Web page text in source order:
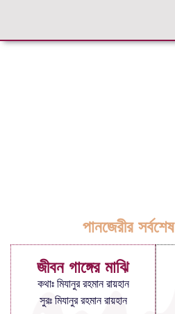
পানজেরীর সর্বশেষ
জীবন গাঙ্গের মাঝি
কথাঃ মিযানুর রহমান রায়হান
সুরঃ মিযানুর রহমান রায়হান